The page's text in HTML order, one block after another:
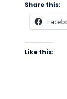
Share this:
Like this: